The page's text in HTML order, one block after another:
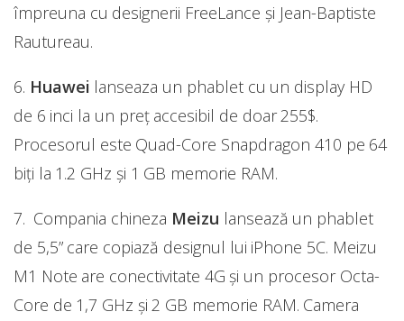
împreuna cu designerii FreeLance și Jean-Baptiste
Rautureau.
6. Huawei lanseaza un phablet cu un display HD
de 6 inci la un preț accesibil de doar 255$.
Procesorul este Quad-Core Snapdragon 410 pe 64
biți la 1.2 GHz și 1 GB memorie RAM.
7. Compania chineza Meizu lansează un phablet
de 5,5” care copiază designul lui iPhone 5C. Meizu
M1 Note are conectivitate 4G și un procesor Octa-
Core de 1,7 GHz și 2 GB memorie RAM. Camera